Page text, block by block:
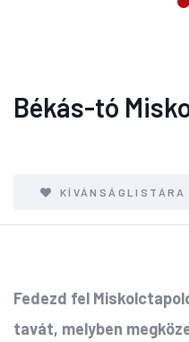
Békás-tó
KÍVÁNSÁGLISTÁRA
Fedezd fel
tavát, melyben